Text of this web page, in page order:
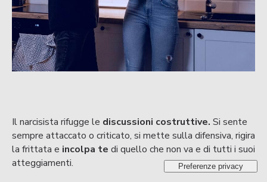
Il narcisista rifugge le discussioni costruttive. Si sente
sempre attaccato o criticato, si mette sulla difensiva, rigira
la frittata e incolpa te di quello che non va e di tutti i suoi
atteggiamenti.